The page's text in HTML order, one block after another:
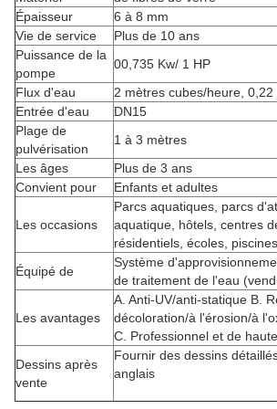
Épaisseur
6 à 8 mm
Vie de service
Plus de 10 ans
Puissance de la
pompe
00,735 Kw/ 1 HP
Flux d'eau
2 mètres cubes/heure, 0,22
Entrée d'eau
DN15
Plage de
pulvérisation
1 à 3 mètres
Les âges
Plus de 3 ans
Convient pour
Enfants et adultes
Les occasions
Parcs aquatiques, parcs
aquatique, hôtels, centres
résidentiels, écoles,
Équipé de
Système
de traitement de l'eau
Les avantages
A. Anti-UV/anti-statique B.
décoloration/à l'érosion/à
C. Professionnel et de
Dessins après
vente
Fournir des dessins
anglais